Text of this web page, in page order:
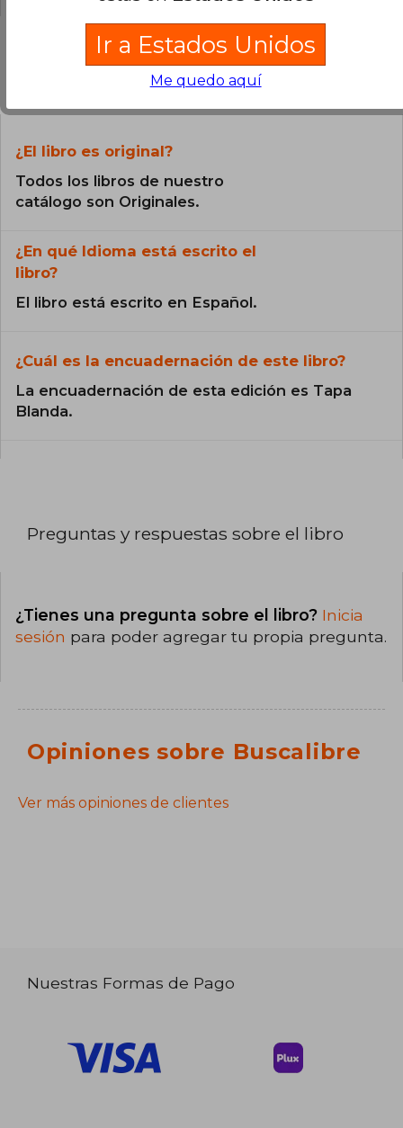
Preguntas frecuentes sobre el libro
¿El libro es original?
Todos los libros de nuestro
catálogo son Originales.
¿En qué Idioma está escrito el
libro?
El libro está escrito en Español.
¿Cuál es la encuadernación de este libro?
La encuadernación de esta edición es Tapa
Blanda.
Preguntas y respuestas sobre el libro
¿Tienes una pregunta sobre el libro? Inicia
sesión para poder agregar tu propia pregunta.
Opiniones sobre Buscalibre
Ver más opiniones de clientes
Nuestras Formas de Pago
Ir a Estados Unidos
Me quedo aquí